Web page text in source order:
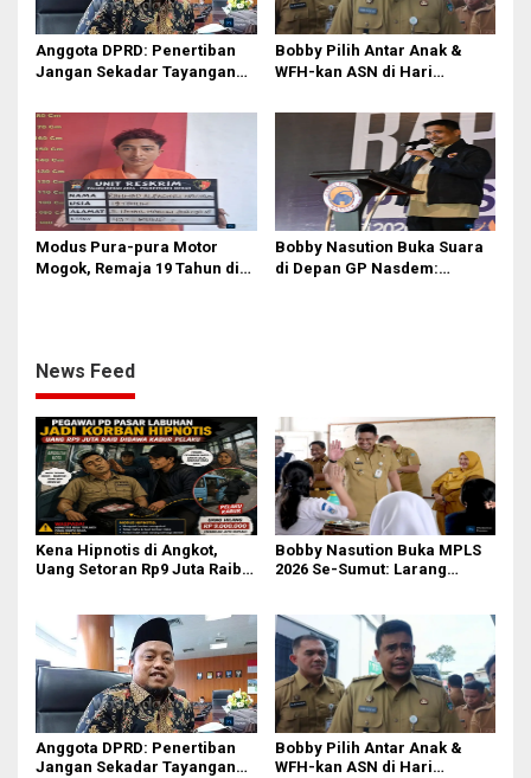
Anggota DPRD: Penertiban
Jangan Sekadar Tayangan
Nyata pada PAD
Bobby Pilih Antar Anak &
WFH-kan ASN di Hari
Berhati yang Guncang
Modus Pura-pura Motor
Mogok, Remaja 19 Tahun di
Bobby Nasution Buka Suara
di Depan GP Nasdem:
News Feed
Kena Hipnotis di Angkot,
Uang Setoran Rp9 Juta Raib
Memprihatinkan
Bobby Nasution Buka MPLS
2026 Se-Sumut: Larang
Anggota DPRD: Penertiban
Jangan Sekadar Tayangan
Bobby Pilih Antar Anak &
WFH-kan ASN di Hari